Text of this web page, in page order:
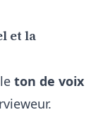
et la
ton de voix